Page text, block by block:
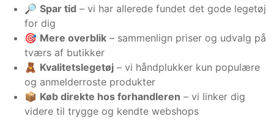
🔎 Spar tid – vi har allerede fundet det gode legetøj
for dig
🎯 Mere overblik – sammenlign priser og udvalg på
tværs af butikker
🧸 Kvalitetslegetøj – vi håndplukker kun populære
og anmelderroste produkter
📦 Køb direkte hos forhandleren – vi linker dig
videre til trygge og kendte webshops